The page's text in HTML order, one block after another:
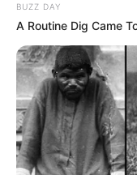
BUZZ DAY
A Routine Dig Came